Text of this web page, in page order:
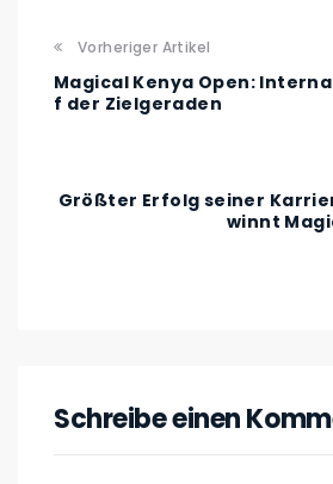
Vorheriger Artikel
Magical Kenya Open:
f der Zielgeraden
Größter Erfolg seiner
winnt
Schreibe einen